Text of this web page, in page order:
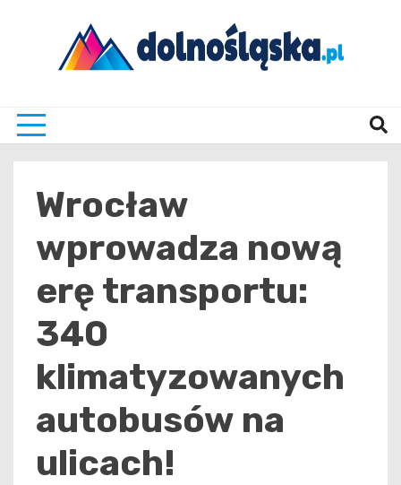
Wrocław
wprowadza nową
erę transportu:
340
klimatyzowanych
autobusów na
ulicach!